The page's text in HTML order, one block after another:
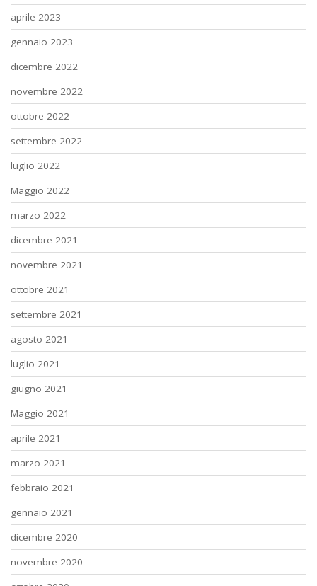
aprile 2023
gennaio 2023
dicembre 2022
novembre 2022
ottobre 2022
settembre 2022
luglio 2022
Maggio 2022
marzo 2022
dicembre 2021
novembre 2021
ottobre 2021
settembre 2021
agosto 2021
luglio 2021
giugno 2021
Maggio 2021
aprile 2021
marzo 2021
febbraio 2021
gennaio 2021
dicembre 2020
novembre 2020